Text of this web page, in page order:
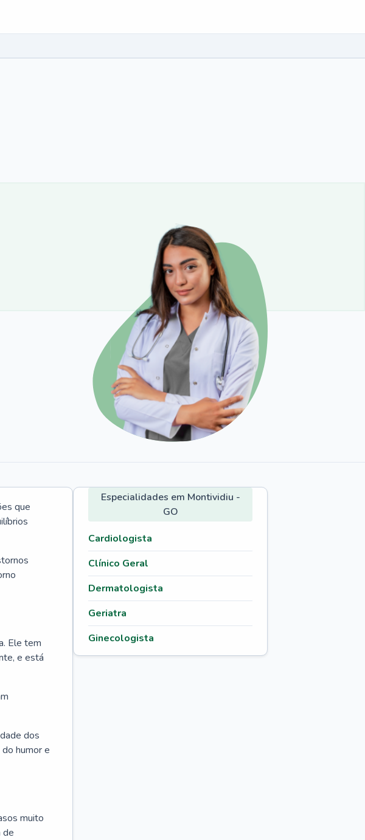
que
Ele tem
e está
dos
humor e
muito
de
Especialidades em Montividiu -
GO
Cardiologista
Clínico Geral
Dermatologista
Geriatra
Ginecologista